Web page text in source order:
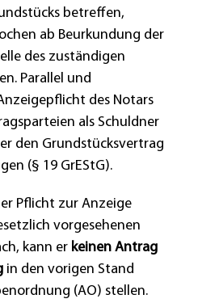
betreffen,
ab Beurkundung der
des zuständigen
Parallel und
des Notars
als Schuldner
den Grundstücksvertrag
(§ 19 GrEStG).
Pflicht zur Anzeige
vorgesehenen
kann er keinen Antrag
in den vorigen Stand
(AO) stellen.